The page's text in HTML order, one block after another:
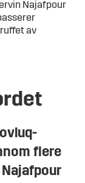
Najafpour
av
flere